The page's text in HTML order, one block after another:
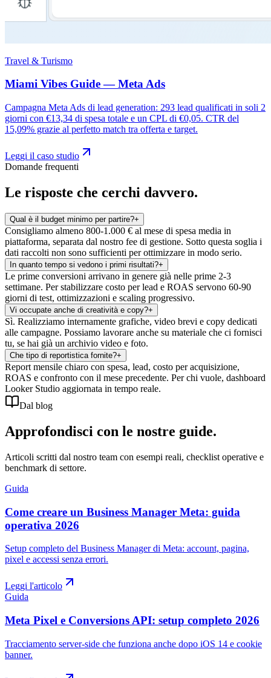
Travel & Turismo
Miami Vibes Guide — Meta Ads
Campagna Meta Ads di lead generation: 293 lead qualificati in soli 2
giorni con €13,34 di spesa totale e un CPL di €0,05. CTR del
15,09% grazie al perfetto match tra offerta e target.
Leggi il caso studio
Domande frequenti
Le risposte che cerchi davvero.
Qual è il budget minimo per partire?+
Consigliamo almeno 800-1.000 € al mese di spesa media in
piattaforma, separata dal nostro fee di gestione. Sotto questa soglia i
dati raccolti non sono sufficienti per ottimizzare in modo serio.
In quanto tempo si vedono i primi risultati?+
Le prime conversioni arrivano in genere già nelle prime 2-3
settimane. Per stabilizzare costo per lead e ROAS servono 60-90
giorni di test, ottimizzazioni e scaling progressivo.
Vi occupate anche di creatività e copy?+
Sì. Realizziamo internamente grafiche, video brevi e copy dedicati
alle campagne. Possiamo lavorare anche su materiale che ci fornisci
tu, se hai già un archivio video e foto.
Che tipo di reportistica fornite?+
Report mensile chiaro con spesa, lead, costo per acquisizione,
ROAS e confronto con il mese precedente. Per chi vuole, dashboard
Looker Studio aggiornata in tempo reale.
Dal blog
Approfondisci con le nostre guide.
Articoli scritti dal nostro team con esempi reali, checklist operative e
benchmark di settore.
Guida
Come creare un Business Manager Meta: guida
operativa 2026
Setup completo del Business Manager di Meta: account, pagina,
pixel e accessi senza errori.
Leggi l'articolo
Guida
Meta Pixel e Conversions API: setup completo 2026
Tracciamento server-side che funziona anche dopo iOS 14 e cookie
banner.